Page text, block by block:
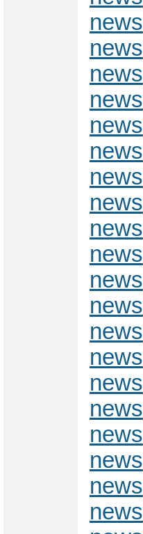
news
news
news
news
news
news
news
news
news
news
news
news
news
news
news
news
news
news
news
news